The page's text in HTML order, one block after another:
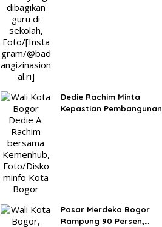
Dedie Rachim Minta
Kepastian Pembangunan
Pasar Merdeka Bogor
Rampung 90 Persen,